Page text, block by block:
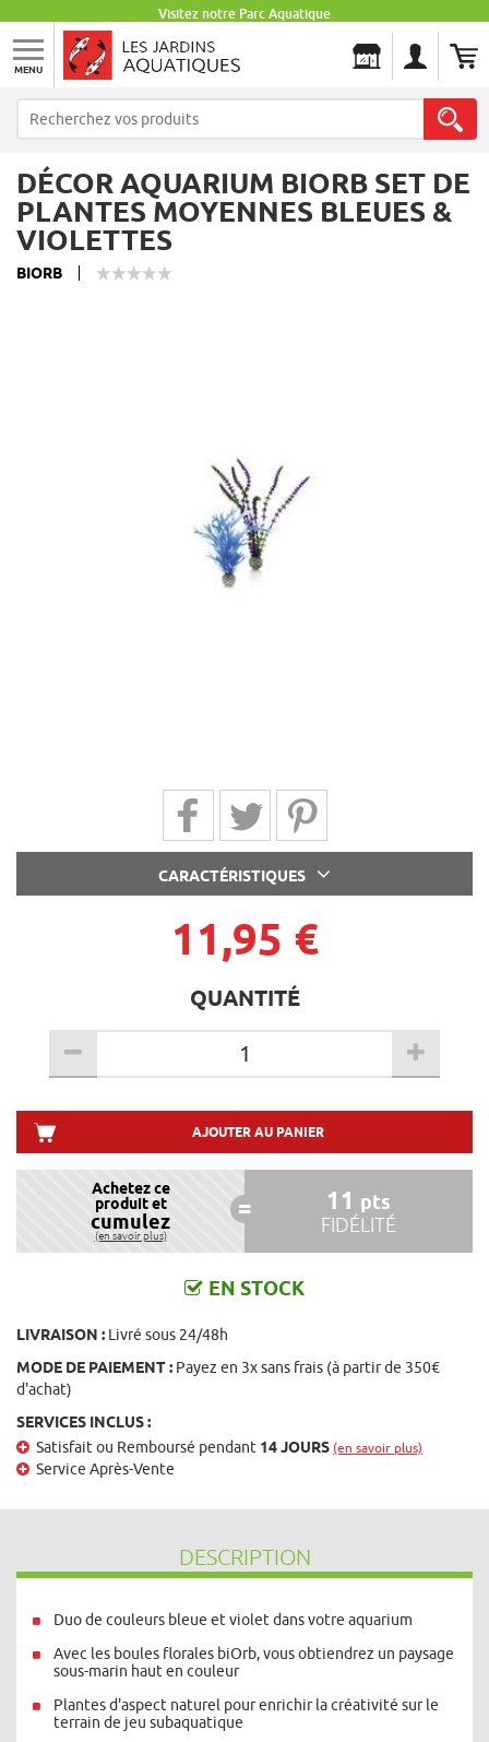
Visitez notre Parc Aquatique
MENU
DÉCOR AQUARIUM BIORB SET DE
PLANTES MOYENNES BLEUES &
VIOLETTES
BIORB
Partager sur Facebook
Partager sur Twitter
Partager sur Pinterest
CARACTÉRISTIQUES
11,95 €
QUANTITÉ
AJOUTER AU PANIER
Achetez ce
produit et
cumulez
(en savoir plus)
11 pts
FIDÉLITÉ
EN STOCK
LIVRAISON : Livré sous 24/48h
MODE DE PAIEMENT : Payez en 3x sans frais (à partir de 350€
d'achat)
SERVICES INCLUS :
Satisfait ou Remboursé pendant 14 JOURS (en savoir plus)
Service Après-Vente
DESCRIPTION
Duo de couleurs bleue et violet dans votre aquarium
Avec les boules florales biOrb, vous obtiendrez un paysage
sous-marin haut en couleur
Plantes d'aspect naturel pour enrichir la créativité sur le
terrain de jeu subaquatique